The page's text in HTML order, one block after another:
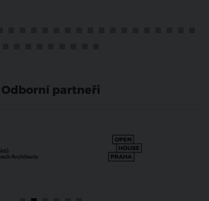
Odborní partneři